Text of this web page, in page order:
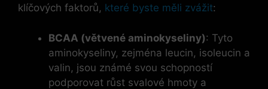
klíčových faktorů, které byste měli zvážit:
BCAA (větvené aminokyseliny): Tyto
aminokyseliny, zejména leucin, isoleucin a
valin, jsou známé svou schopností
podporovat růst svalové hmoty a